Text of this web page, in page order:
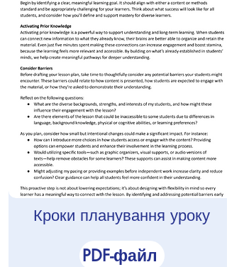
Кроки планування уроку
PDF-файл